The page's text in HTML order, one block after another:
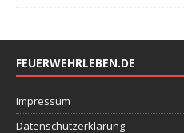
FEUERWEHRLEBEN.DE
Impressum
Datenschutzerklärung